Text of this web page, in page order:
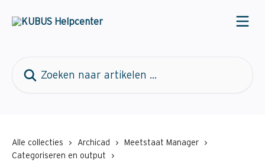
Alle collecties Archicad
Meetstaat Manager
Categoriseren en output